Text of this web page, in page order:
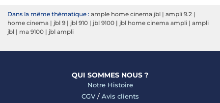
Dans la même thématique : ample home cinema jbl | ampli 9.2 |
home cinema | jbl 9 | jbl 910 | jbl 9100 | jbl home cinema ampli | ampli
jbl | ma 9100 | jbl ampli
QUI SOMMES NOUS ?
Notre Histoire
CGV/ Avis clients